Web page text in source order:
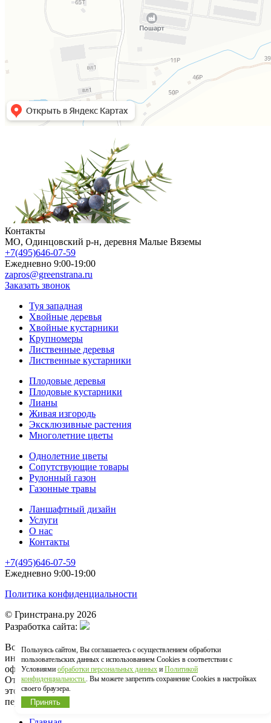
Контакты
МO, Одинцовский р-н, деревня Малые Вяземы
+7(495)646-07-59
Ежедневно 9:00-19:00
zapros@greenstrana.ru
Заказать звонок
Туя западная
Хвойные деревья
Хвойные кустарники
Крупномеры
Лиственные деревья
Лиственные кустарники
Плодовые деревья
Плодовые кустарники
Лианы
Живая изгородь
Эксклюзивные растения
Многолетние цветы
Однолетние цветы
Сопутствующие товары
Рулонный газон
Газонные травы
Ланшафтный дизайн
Услуги
О нас
Контакты
+7(495)646-07-59
Ежедневно 9:00-19:00
Политика конфиденциальности
© Гринстрана.ру 2026
Разработка сайта:
Вся информация, представленная на сайте, носит
информационный характер и ни в коем случае не является
офертой, определеннй положениями ст. 437 ГК РФ.
Отпрвыляя сведения через любую электронную форму на
этом сайте, вы соглашаетесь на обработку своих
персональных данных
Пользуясь сайтом, Вы соглашаетесь с осуществлением обработки
пользовательских данных с использованием Cookies в соответствии с
Условиями обработки персональных данных и Политикой
конфиденциальности.. Вы можете запретить сохранение Cookies в настройках
своего браузера.
Принять